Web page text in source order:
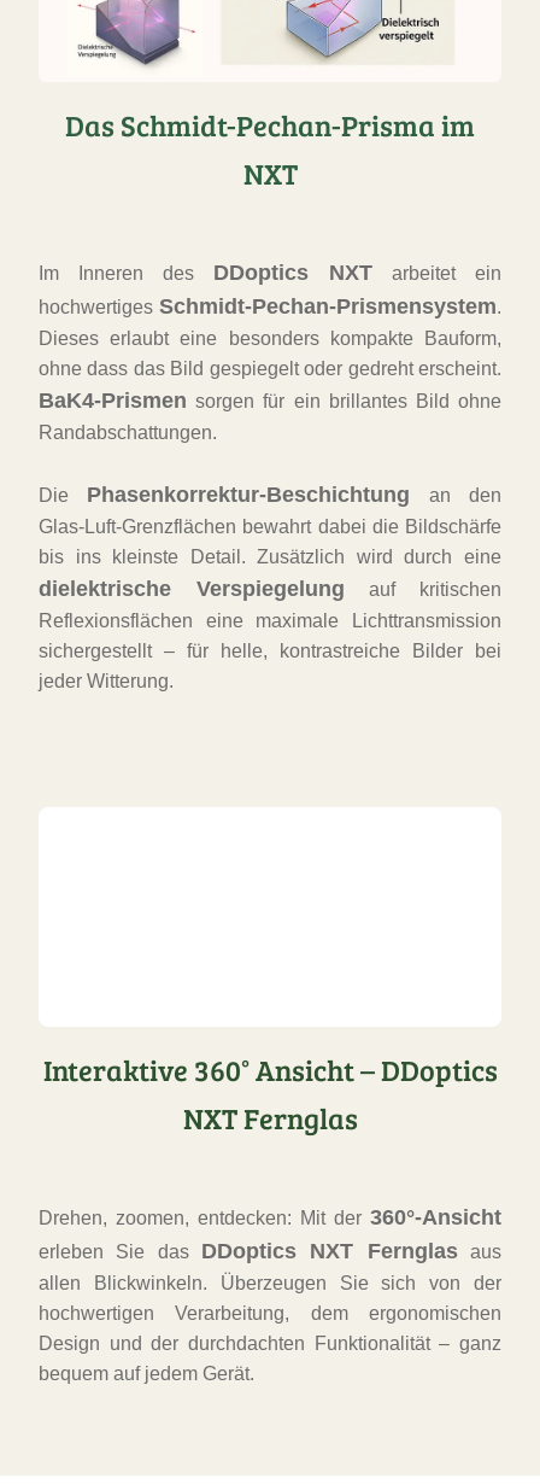
Das Schmidt-Pechan-Prisma im
NXT
Im Inneren des DDoptics NXT arbeitet ein
hochwertiges Schmidt-Pechan-Prismensystem.
Dieses erlaubt eine besonders kompakte Bauform,
ohne dass das Bild gespiegelt oder gedreht erscheint.
BaK4-Prismen sorgen für ein brillantes Bild ohne
Randabschattungen.
Die Phasenkorrektur-Beschichtung an den
Glas-Luft-Grenzflächen bewahrt dabei die Bildschärfe
bis ins kleinste Detail. Zusätzlich wird durch eine
dielektrische Verspiegelung auf kritischen
Reflexionsflächen eine maximale Lichttransmission
sichergestellt – für helle, kontrastreiche Bilder bei
jeder Witterung.
Interaktive 360° Ansicht – DDoptics
NXT Fernglas
Drehen, zoomen, entdecken: Mit der 360°-Ansicht
erleben Sie das DDoptics NXT Fernglasaus
allen Blickwinkeln. Überzeugen Sie sich von der
hochwertigen Verarbeitung, dem ergonomischen
Design und der durchdachten Funktionalität – ganz
bequem auf jedem Gerät.